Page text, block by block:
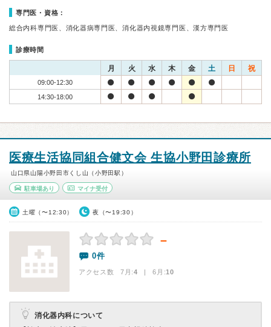
専門医・資格：
総合内科専門医、消化器病専門医、消化器内視鏡専門医、漢方専門医
診療時間
月 火 水 木 金 土 日 祝
09:00-12:30
14:30-18:00
医療生活協同組合健文会 生協小野田診療所
山口県山陽小野田市くし山（小野田駅）
駐車場あり マイナ受付
土曜（〜12:30） 夜（〜19:30）
－
0件
アクセス数 7月:4 | 6月:10
消化器内科について